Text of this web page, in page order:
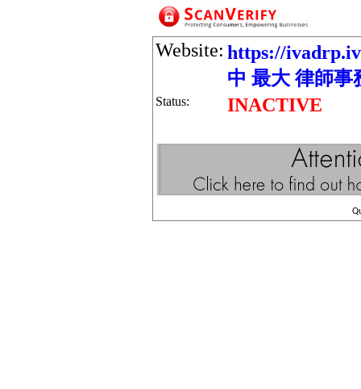
Website: https://
中 最大 律師事
Status: INACTIVE